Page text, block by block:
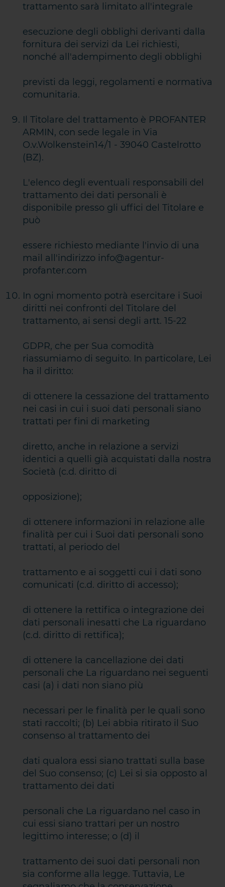
trattamento sarà limitato all'integrale
esecuzione degli obblighi derivanti dalla
fornitura dei servizi da Lei richiesti,
nonché all'adempimento degli obblighi
previsti da leggi, regolamenti e normativa
comunitaria.
Il Titolare del trattamento è PROFANTER
ARMIN, con sede legale in Via
O.v.Wolkenstein14/1 - 39040 Castelrotto
(BZ).
L'elenco degli eventuali responsabili del
trattamento dei dati personali è
disponibile presso gli uffici del Titolare e
può
essere richiesto mediante l'invio di una
mail all'indirizzo info@agentur-
profanter.com
In ogni momento potrà esercitare i Suoi
diritti nei confronti del Titolare del
trattamento, ai sensi degli artt. 15-22
GDPR, che per Sua comodità
riassumiamo di seguito. In particolare, Lei
ha il diritto:
di ottenere la cessazione del trattamento
nei casi in cui i suoi dati personali siano
trattati per fini di marketing
diretto, anche in relazione a servizi
identici a quelli già acquistati dalla nostra
Società (c.d. diritto di
opposizione);
di ottenere informazioni in relazione alle
finalità per cui i Suoi dati personali sono
trattati, al periodo del
trattamento e ai soggetti cui i dati sono
comunicati (c.d. diritto di accesso);
di ottenere la rettifica o integrazione dei
dati personali inesatti che La riguardano
(c.d. diritto di rettifica);
di ottenere la cancellazione dei dati
personali che La riguardano nei seguenti
casi (a) i dati non siano più
necessari per le finalità per le quali sono
stati raccolti; (b) Lei abbia ritirato il Suo
consenso al trattamento dei
dati qualora essi siano trattati sulla base
del Suo consenso; (c) Lei si sia opposto al
trattamento dei dati
personali che La riguardano nel caso in
cui essi siano trattari per un nostro
legittimo interesse; o (d) il
trattamento dei suoi dati personali non
sia conforme alla legge. Tuttavia, Le